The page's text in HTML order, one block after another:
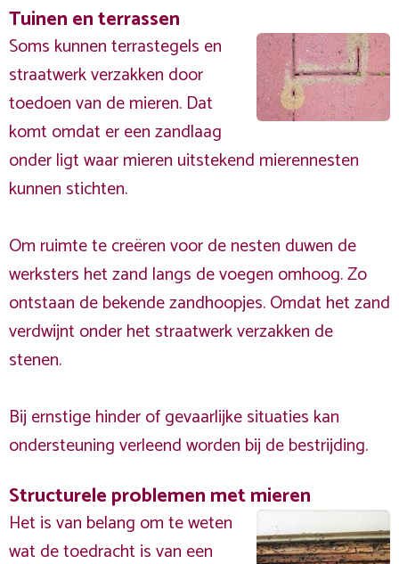
Tuinen en terrassen
Soms kunnen terrastegels en
straatwerk verzakken door
toedoen van de mieren. Dat
komt omdat er een zandlaag
onder ligt waar mieren uitstekend mierennesten
kunnen stichten.
Om ruimte te creëren voor de nesten duwen de
werksters het zand langs de voegen omhoog. Zo
ontstaan de bekende zandhoopjes. Omdat het zand
verdwijnt onder het straatwerk verzakken de
stenen.
Bij ernstige hinder of gevaarlijke situaties kan
ondersteuning verleend worden bij de bestrijding.
Structurele problemen met mieren
Het is van belang om te weten
wat de toedracht is van een